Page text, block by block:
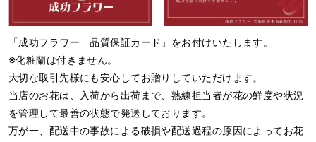
「成功フラワー 品質保証カード」をお付けいたします。
※化粧蘭は付きません。
大切な取引先様にも安心してお贈りしていただけます。
当店のお花は、入荷から出荷まで、熟練担当者が花の鮮度や状況
を管理して最善の状態で発送しております。
万が一、配送中の事故による破損や配送過程の原因によってお花